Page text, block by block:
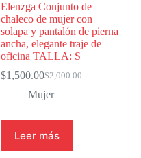
Elenzga Conjunto de
chaleco de mujer con
solapa y pantalón de pierna
ancha, elegante traje de
oficina TALLA: S
$2,000.00
El
precio
era:
$2,000.00.
$1,500.00El
precio
es:
$1,500.00.
Mujer
Leer más